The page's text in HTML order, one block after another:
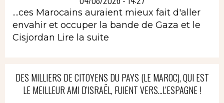
....ces Marocains auraient mieux fait d'aller
envahir et occuper la bande de Gaza et le
Cisjordan Lire la suite
DES MILLIERS DE CITOYENS DU PAYS (LE MAROC), QUI EST
LE MEILLEUR AMI D'ISRAËL, FUIENT VERS...L'ESPAGNE !